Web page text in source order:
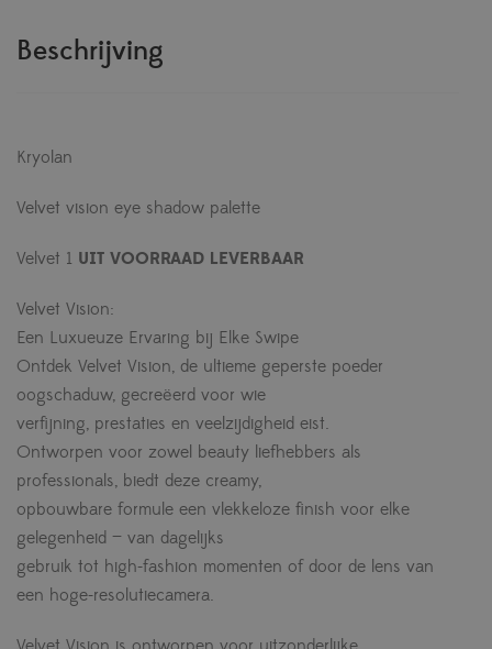
Beschrijving
Kryolan
Velvet vision eye shadow palette
Velvet 1 UIT VOORRAAD LEVERBAAR
Velvet Vision:
Een Luxueuze Ervaring bij Elke Swipe
Ontdek Velvet Vision, de ultieme geperste poeder
oogschaduw, gecreëerd voor wie
verfijning, prestaties en veelzijdigheid eist.
Ontworpen voor zowel beauty liefhebbers als
professionals, biedt deze creamy,
opbouwbare formule een vlekkeloze finish voor elke
gelegenheid — van dagelijks
gebruik tot high-fashion momenten of door de lens van
een hoge-resolutiecamera.